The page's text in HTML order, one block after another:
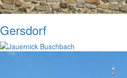
Gersdorf